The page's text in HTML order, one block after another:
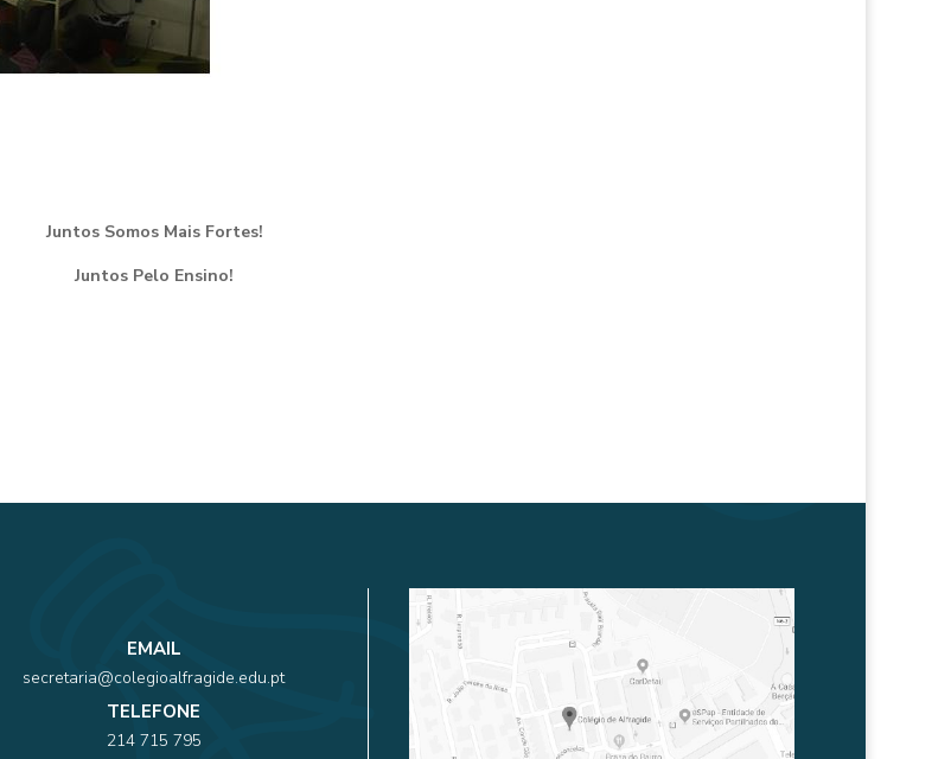
Juntos Somos Mais Fortes!
Juntos Pelo Ensino!
EMAIL
secretaria@colegioalfragide.edu.pt
TELEFONE
214 715 795